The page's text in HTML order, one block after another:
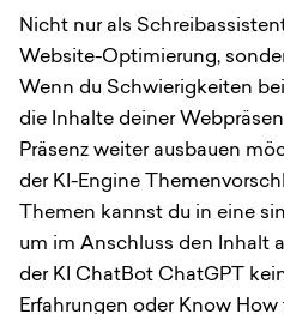
Nicht nur als
Website-Optimierung,
Wenn du Schwierigkeiten
die Inhalte deiner
Präsenz weiter ausbauen
der KI-Engine
Themen kannst du in eine
um im Anschluss den Inhalt
der KI ChatBot ChatGPT
Erfahrungen oder Know How